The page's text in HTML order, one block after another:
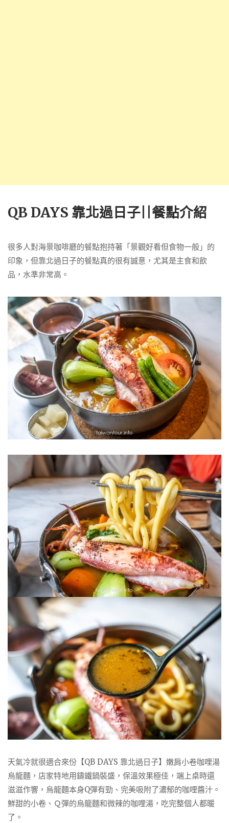
QB DAYS 靠北過日子||餐點介紹
很多人對海景咖啡廳的餐點抱持著「景觀好看但食物一般」的
印象，但靠北過日子的餐點真的很有誠意，尤其是主食和飲
品，水準非常高。
天氣冷就很適合來份【QB DAYS 靠北過日子】嫩肩小卷咖哩湯
烏龍麵，店家特地用鑄鐵鍋裝盛，保溫效果極佳，端上桌時還
滋滋作響，烏龍麵本身Q彈有勁、完美吸附了濃郁的咖哩醬汁。
鮮甜的小卷、Ｑ彈的烏龍麵和微辣的咖哩湯，吃完整個人都暖
了。